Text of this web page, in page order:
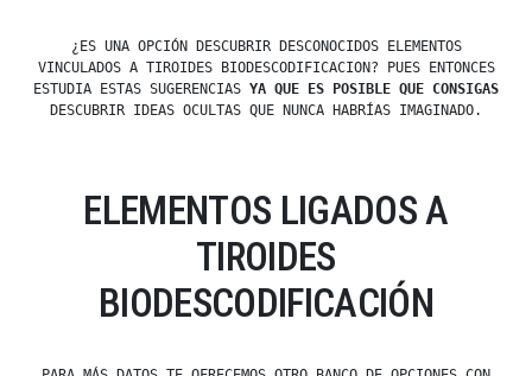
¿ES UNA OPCIÓN DESCUBRIR DESCONOCIDOS ELEMENTOS
VINCULADOS A TIROIDES BIODESCODIFICACION? PUES ENTONCES
ESTUDIA ESTAS SUGERENCIAS YA QUE ES POSIBLE QUE CONSIGAS
DESCUBRIR IDEAS OCULTAS QUE NUNCA HABRÍAS IMAGINADO.
ELEMENTOS LIGADOS A
TIROIDES
BIODESCODIFICACIÓN